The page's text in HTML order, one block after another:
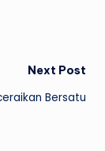
Next Post
Bersatu